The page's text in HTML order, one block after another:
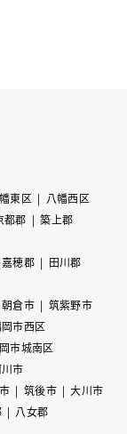
東区
八幡西区
都郡
築上郡
嘉穂郡
田川郡
朝倉市
筑紫野市
市西区
市城南区
市
筑後市
大川市
八女郡